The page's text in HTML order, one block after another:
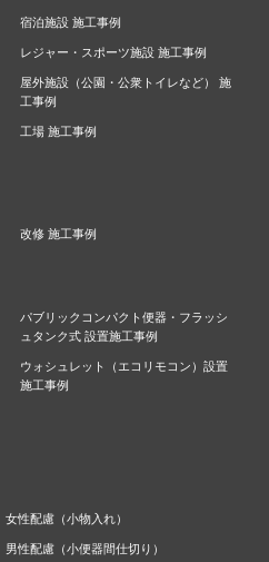
宿泊施設 施工事例
レジャー・スポーツ施設 施工事例
屋外施設（公園・公衆トイレなど） 施
工事例
工場 施工事例
改修 施工事例
パブリックコンパクト便器・フラッシ
ュタンク式 設置施工事例
ウォシュレット（エコリモコン）設置
施工事例
女性配慮（小物入れ）
男性配慮（小便器間仕切り）